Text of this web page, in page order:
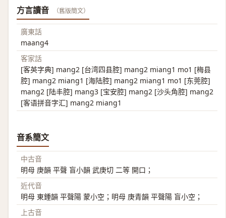
方言讀音 （舊版簡文）
廣東話
maang4
客家話
[客英字典] mang2 [台湾四县腔] mang2 miang1 mo1 [梅县
腔] mang2 miang1 [海陆腔] mang2 miang1 mo1 [东莞腔]
mang2 [陆丰腔] mang3 [宝安腔] mang2 [沙头角腔] mang2
[客语拼音字汇] mang2 miang1
音系簡文
中古音
明母 庚韻 平聲 盲小韻 武庚切 二等 開口；
近代音
明母 東鍾韻 平聲陽 蒙小空；明母 庚青韻 平聲陽 盲小空；
上古音